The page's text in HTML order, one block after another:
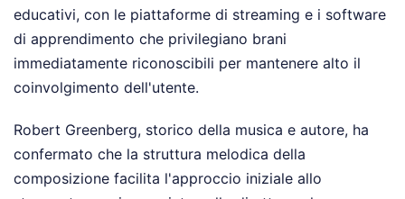
educativi, con le piattaforme di streaming e i software
di apprendimento che privilegiano brani
immediatamente riconoscibili per mantenere alto il
coinvolgimento dell'utente.
Robert Greenberg, storico della musica e autore, ha
confermato che la struttura melodica della
composizione facilita l'approccio iniziale allo